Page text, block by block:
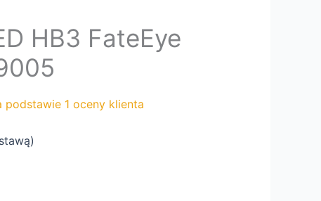
HB3 FateEye
podstawie 1 oceny klienta
)